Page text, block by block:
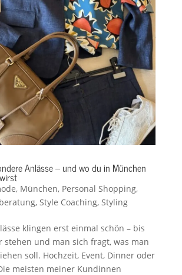
Anlässe – und wo du in München
, München, Personal Shopping,
, Style Coaching, Styling
klingen erst einmal schön – bis
stehen und man sich fragt, was man
soll. Hochzeit, Event, Dinner oder
meisten meiner Kundinnen